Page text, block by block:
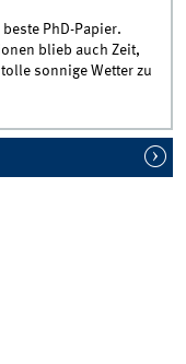
PhD-Papier.
blieb auch Zeit,
sonnige Wetter zu